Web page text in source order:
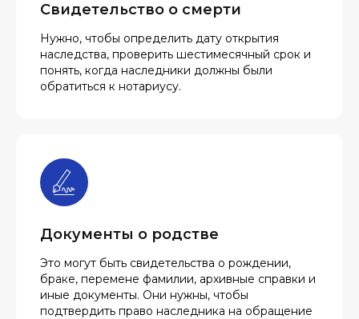
Свидетельство о смерти
Нужно, чтобы определить дату открытия
наследства, проверить шестимесячный срок и
понять, когда наследники должны были
обратиться к нотариусу.
Документы о родстве
Это могут быть свидетельства о рождении,
браке, перемене фамилии, архивные справки и
иные документы. Они нужны, чтобы
подтвердить право наследника на обращение